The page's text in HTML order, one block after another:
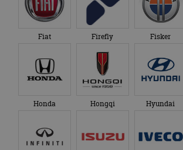
Fiat Firefly Fisker
Honda Hongqi Hyundai